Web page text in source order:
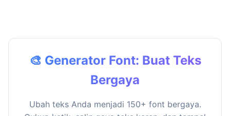
🎨 Generator Font: Buat Teks
Bergaya
Ubah teks Anda menjadi 150+ font bergaya.